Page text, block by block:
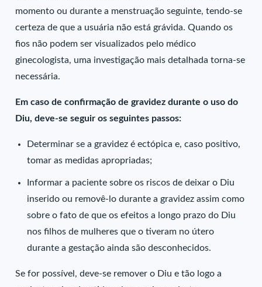
momento ou durante a menstruação seguinte, tendo-se
certeza de que a usuária não está grávida. Quando os
fios não podem ser visualizados pelo médico
ginecologista, uma investigação mais detalhada torna-se
necessária.
Em caso de confirmação de gravidez durante o uso do
Diu, deve-se seguir os seguintes passos:
Determinar se a gravidez é ectópica e, caso positivo,
tomar as medidas apropriadas;
Informar a paciente sobre os riscos de deixar o Diu
inserido ou removê-lo durante a gravidez assim como
sobre o fato de que os efeitos a longo prazo do Diu
nos filhos de mulheres que o tiveram no útero
durante a gestação ainda são desconhecidos.
Se for possível, deve-se remover o Diu e tão logo a